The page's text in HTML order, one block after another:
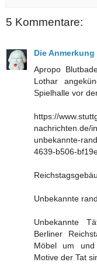
5 Kommentare:
Die Anmerkung
Apropo
Lothar
Spielhalle vor
https://
nachrichten.de/
unbekannte-
4639-b506-
Unbekannte
Unbekannte
Berliner
Möbel um
Motive der Tat